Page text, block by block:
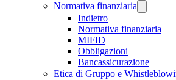
Normativa finanziaria
Indietro
Normativa finanziaria
MIFID
Obbligazioni
Bancassicurazione
Etica di Gruppo e